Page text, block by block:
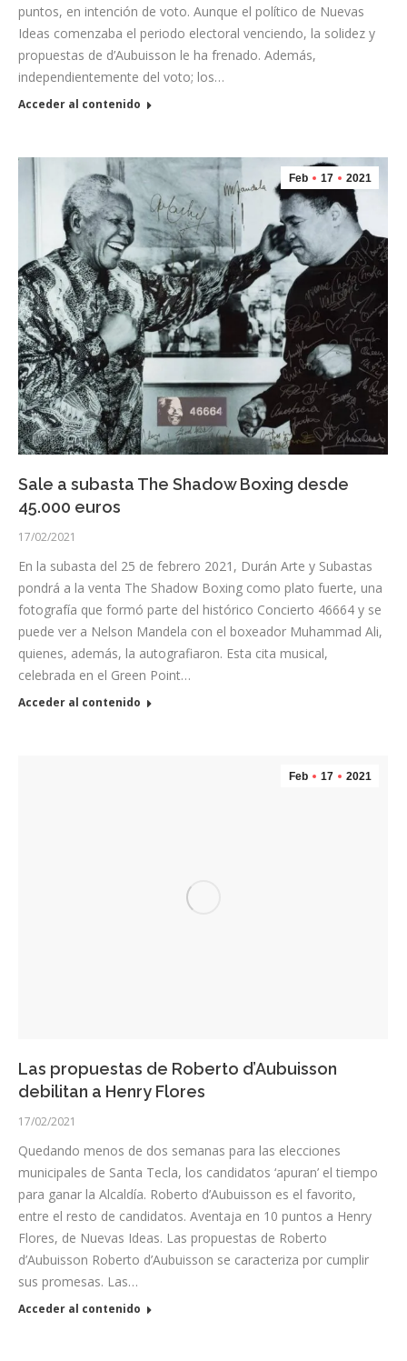
puntos, en intención de voto. Aunque el político de Nuevas
Ideas comenzaba el periodo electoral venciendo, la solidez y
propuestas de d’Aubuisson le ha frenado. Además,
independientemente del voto; los…
Acceder al contenido
Feb 17 2021
Sale a subasta The Shadow Boxing desde
45.000 euros
17/02/2021
En la subasta del 25 de febrero 2021, Durán Arte y Subastas
pondrá a la venta The Shadow Boxing como plato fuerte, una
fotografía que formó parte del histórico Concierto 46664 y se
puede ver a Nelson Mandela con el boxeador Muhammad Ali,
quienes, además, la autografiaron. Esta cita musical,
celebrada en el Green Point…
Acceder al contenido
Feb 17 2021
Las propuestas de Roberto d’Aubuisson
debilitan a Henry Flores
17/02/2021
Quedando menos de dos semanas para las elecciones
municipales de Santa Tecla, los candidatos ‘apuran’ el tiempo
para ganar la Alcaldía. Roberto d’Aubuisson es el favorito,
entre el resto de candidatos. Aventaja en 10 puntos a Henry
Flores, de Nuevas Ideas. Las propuestas de Roberto
d’Aubuisson Roberto d’Aubuisson se caracteriza por cumplir
sus promesas. Las…
Acceder al contenido